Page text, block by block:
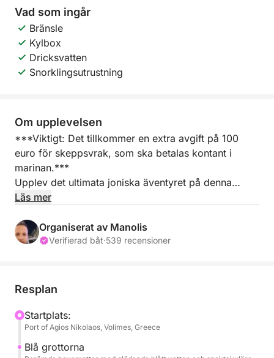
Vad som ingår
Bränsle
Kylbox
Dricksvatten
Snorklingsutrustning
Om upplevelsen
***Viktigt: Det tillkommer en extra avgift på 100
euro för skeppsvrak, som ska betalas kontant i
marinan.***
Upplev det ultimata joniska äventyret på denna
omfattande båttur. Kryssa förbi Zakynthos slående
(skeppsvraket), glid djupt in i de livliga Blå
Grottorna, koppla av vid stranden Salinas (Makris
stranden (skeppsvraket): Segla till den
världsberömda Smuggler's Cove för att förundras
över de höga kalkstensklipporna och det rostiga
Läs mer
Organiserat av Manolis
Verifierad båt·539 recensioner
Resplan
Startplats:
Port of Agios Nikolaos, Volimes, Greece
Blå grottorna